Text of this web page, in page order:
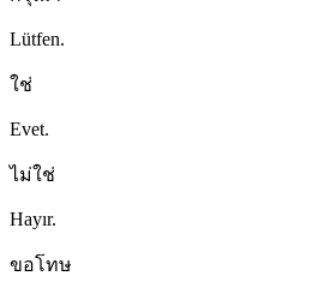
Lütfen.
ใช่
Evet.
ไม่ใช่
Hayır.
ขอโทษ